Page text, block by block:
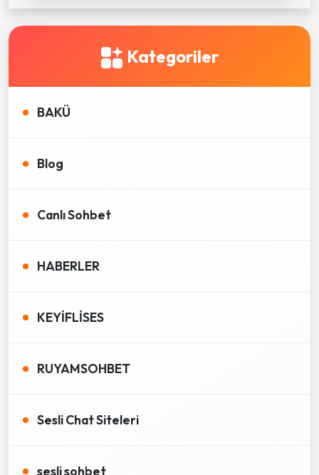
Kategoriler
BAKÜ
Blog
Canlı Sohbet
HABERLER
KEYİFLİSES
RUYAMSOHBET
Sesli Chat Siteleri
sesli sohbet